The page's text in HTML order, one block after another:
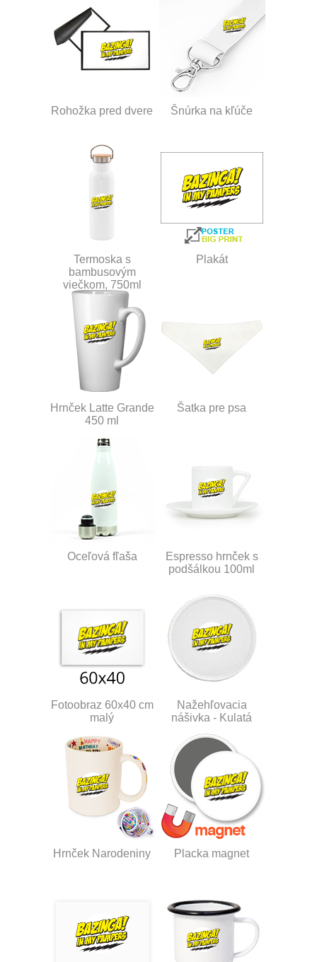
Rohožka pred dvere Šnúrka na kľúče
Termoska s
bambusovým
viečkom, 750ml
Plakát
Hrnček Latte Grande
450 ml
Šatka pre psa
Oceľová fľaša
Espresso hrnček s
podšálkou 100ml
Fotoobraz 60x40 cm
malý
Nažehľovacia
nášivka - Kulatá
Hrnček Narodeniny Placka magnet